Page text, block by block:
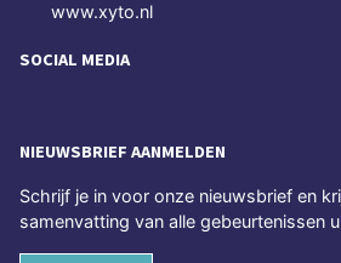
www.xyto.nl
SOCIAL MEDIA
NIEUWSBRIEF AANMELDEN
Schrijf je in voor onze nieuwsbrief en
samenvatting van alle gebeurtenissen